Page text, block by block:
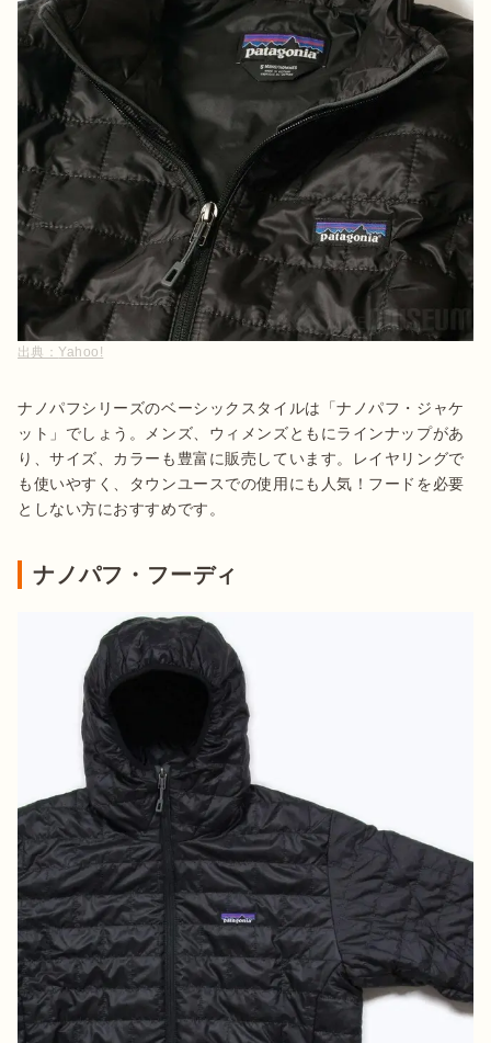
出典：Yahoo!
ナノパフシリーズのベーシックスタイルは「ナノパフ・ジャケ
ット」でしょう。メンズ、ウィメンズともにラインナップがあ
り、サイズ、カラーも豊富に販売しています。レイヤリングで
も使いやすく、タウンユースでの使用にも人気！フードを必要
としない方におすすめです。
ナノパフ・フーディ